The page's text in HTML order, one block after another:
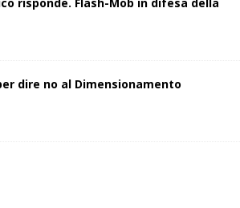
dire no al Dimensionamento